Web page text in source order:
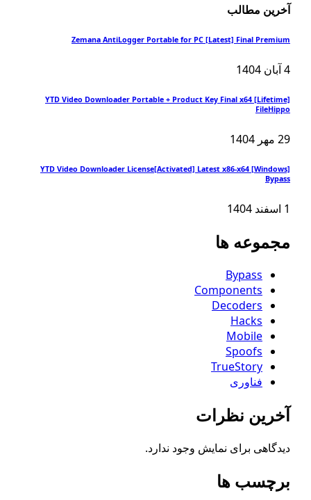
مطالب
Zemana AntiLogger Portable for PC [Latest] Final
YTD Video Downloader Portable + Product Key Final x64
YTD Video Downloader License[Activated] Latest x86-x64
ها
Bypass
Components
Decoders
Hacks
Mobile
Spoofs
TrueStory
فناوری
نظرات
برای نمایش وجود ندارد.
ها